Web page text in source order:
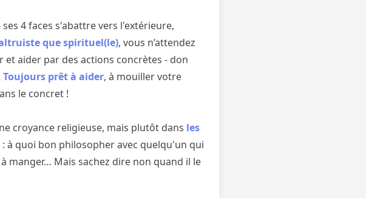
4 faces s'abattre vers l'extérieure,
que spirituel(le), vous n’attendez
et aider par des actions concrètes - don
Toujours prêt à aider, à mouiller votre
le concret !
croyance religieuse, mais plutôt dans les
à quoi bon philosopher avec quelqu'un qui
manger… Mais sachez dire non quand il le